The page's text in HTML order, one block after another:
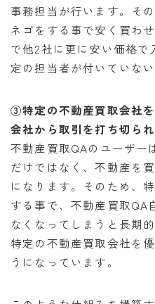
事務担当が行います。そ
ネゴをする事で安く買わ
で他2社に更に安い価格
定の担当者が付いていな
③特定の不動産買取会社
会社から取引を打ち切られ
不動産買取QAのユーザー
だけではなく、不動産を
になります。そのため、
する事で、不動産買取QA
なくなってしまうと長期
特定の不動産買取会社を
うになっています。